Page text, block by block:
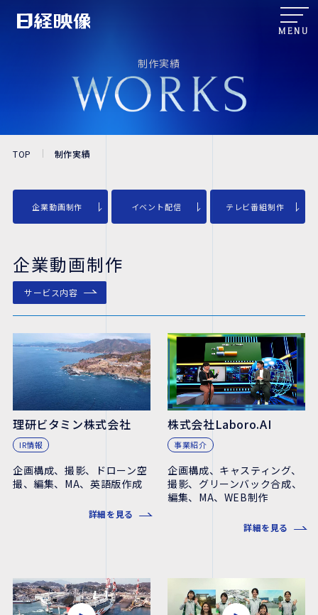
MENU
制作実績
TOP 制作実績
企業動画制作 イベント配信 テレビ番組制作
企業動画制作
サービス内容
理研ビタミン株式会社
IR情報
企画構成、撮影、ドローン空
撮、編集、MA、英語版作成
株式会社Laboro.AI
事業紹介
企画構成、キャスティング、
撮影、グリーンバック合成、
編集、MA、WEB制作